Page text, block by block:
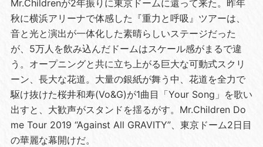
Mr.Childrenが2年振りに東京ドームに還って来た。昨年
秋に横浜アリーナで体感した『重力と呼吸』ツアーは、
音と光と演出が一体化した素晴らしいステージだった
が、5万人を飲み込んだドームはスケール感がまるで違
う。オープニングと共に立ち上がる巨大な可動式スクリ
ーン、長大な花道。大量の銀紙が舞う中、花道を全力で
駆け抜けた桜井和寿(Vo&G)が1曲目「Your Song」を歌い
出すと、大歓声がスタンドを揺るがす。Mr.Children Do
me Tour 2019 “Against All GRAVITY”、東京ドーム2日目
の華麗な幕開けだ。